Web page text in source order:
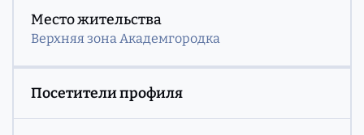
Место жительства
Верхняя зона Академгородка
Посетители профиля